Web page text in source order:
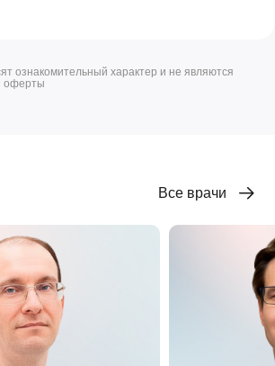
ознакомительный характер и не являются
оферты
Все врачи